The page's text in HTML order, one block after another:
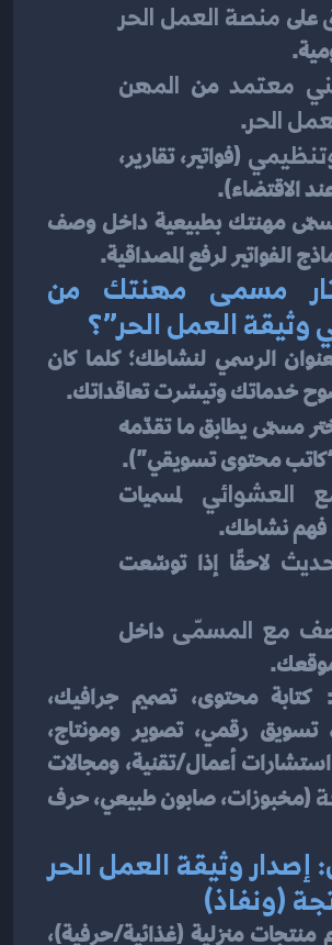
على منصة العمل الحر
معتمد من
الحر.
الاقتضاء).
الفواتير لرفع المصداقية.
وثيقة العمل الحر”؟
خدماتك وتيسّرت تعاقداتك.
: اختر مسمّى يطابق ما تقدّمه
محتوى تسويقي”).
العشوائي
فهم نشاطك.
مع المسمّى
أعمال/تقنية، ومجالات
مسار خاص: إصدار وثيقة العمل الحر
(ونفاذ)